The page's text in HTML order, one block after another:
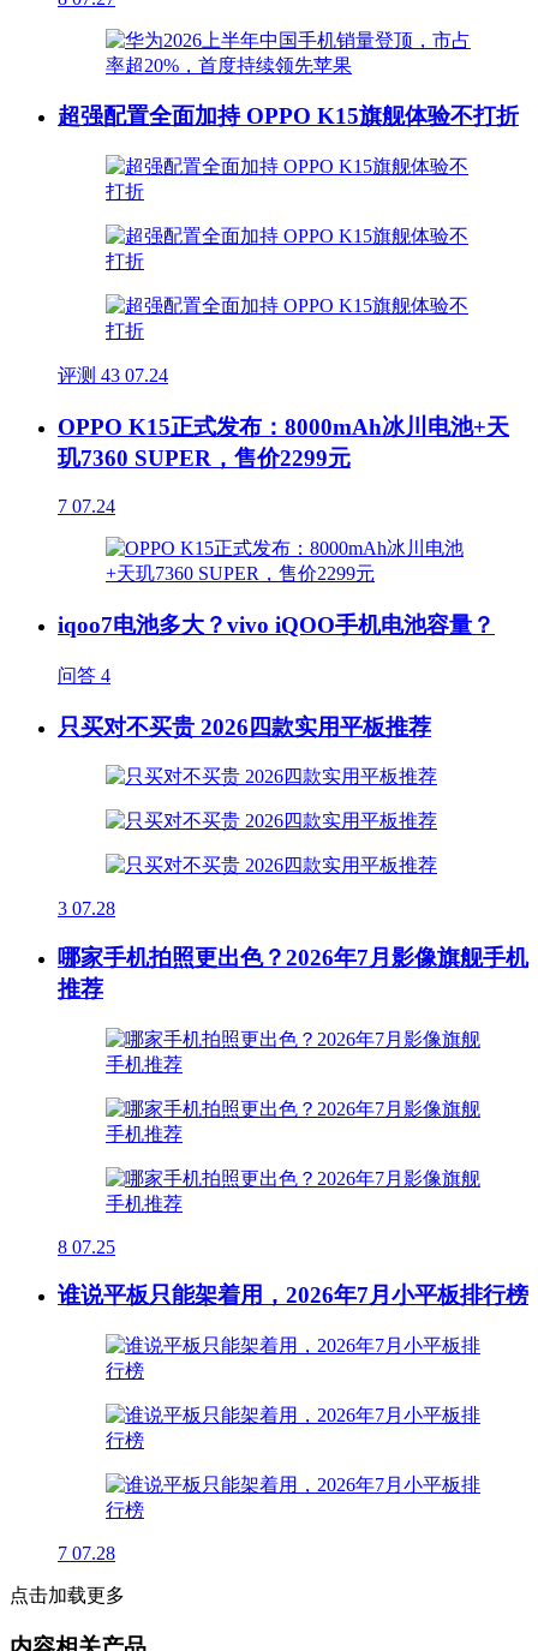
超强配置全面加持 OPPO K15旗舰体验不打折
评测 43 07.24
OPPO K15正式发布：8000mAh冰川电池+天
玑7360 SUPER，售价2299元
7 07.24
iqoo7电池多大？vivo iQOO手机电池容量？
问答 4
只买对不买贵 2026四款实用平板推荐
3 07.28
哪家手机拍照更出色？2026年7月影像旗舰手机
推荐
8 07.25
谁说平板只能架着用，2026年7月小平板排行榜
7 07.28
点击加载更多